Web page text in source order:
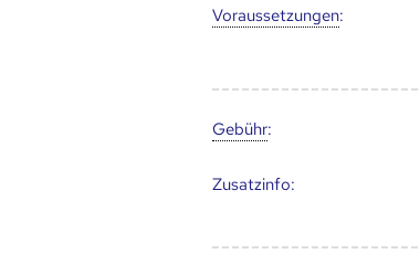
Voraus­setzungen:
Gebühr:
Zusatz­info: